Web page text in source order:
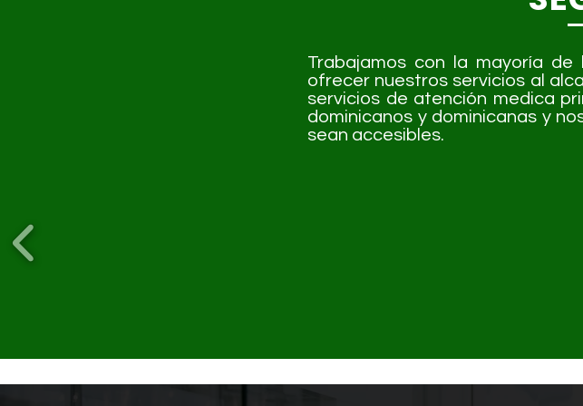
Trabajamos con la mayoría de
ofrecer nuestros servicios al
servicios de atención medica
dominicanos y dominicanas y
sean accesibles.